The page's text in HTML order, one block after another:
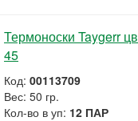
Термоноски Taygerr
45
Код: 00113709
Вес: 50 гр.
Кол-во в уп: 12 ПАР